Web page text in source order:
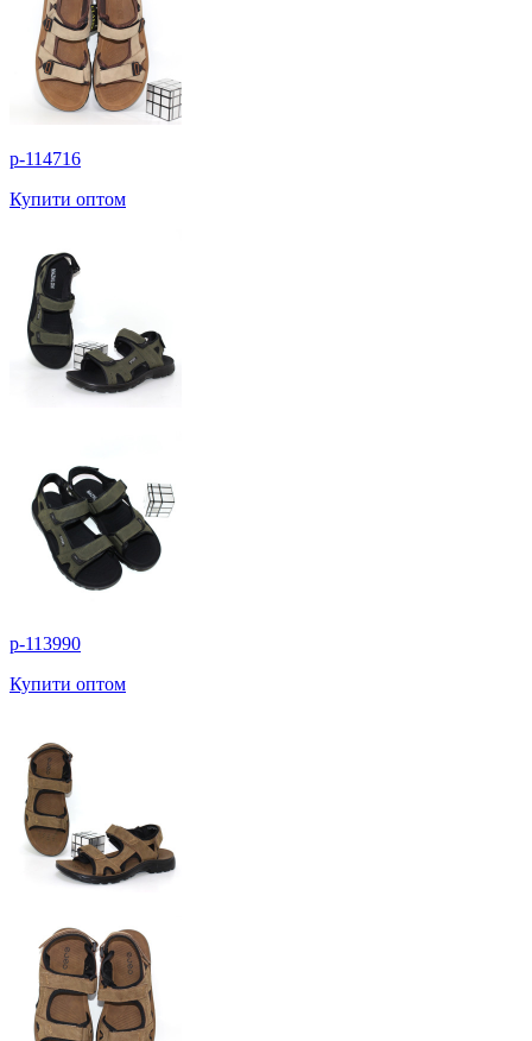
p-114716
Купити оптом
p-113990
Купити оптом